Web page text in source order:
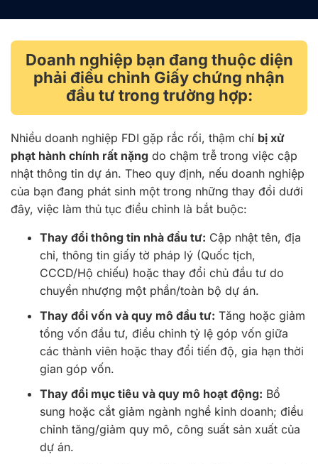
Doanh nghiệp bạn đang thuộc diện
phải điều chỉnh Giấy chứng nhận
đầu tư trong trường hợp:
Nhiều doanh nghiệp FDI gặp rắc rối, thậm chí bị xử
phạt hành chính rất nặng do chậm trễ trong việc cập
nhật thông tin dự án. Theo quy định, nếu doanh nghiệp
của bạn đang phát sinh một trong những thay đổi dưới
đây, việc làm thủ tục điều chỉnh là bắt buộc:
Thay đổi thông tin nhà đầu tư: Cập nhật tên, địa
chỉ, thông tin giấy tờ pháp lý (Quốc tịch,
CCCD/Hộ chiếu) hoặc thay đổi chủ đầu tư do
chuyển nhượng một phần/toàn bộ dự án.
Thay đổi vốn và quy mô đầu tư: Tăng hoặc giảm
tổng vốn đầu tư, điều chỉnh tỷ lệ góp vốn giữa
các thành viên hoặc thay đổi tiến độ, gia hạn thời
gian góp vốn.
Thay đổi mục tiêu và quy mô hoạt động: Bổ
sung hoặc cắt giảm ngành nghề kinh doanh; điều
chỉnh tăng/giảm quy mô, công suất sản xuất của
dự án.